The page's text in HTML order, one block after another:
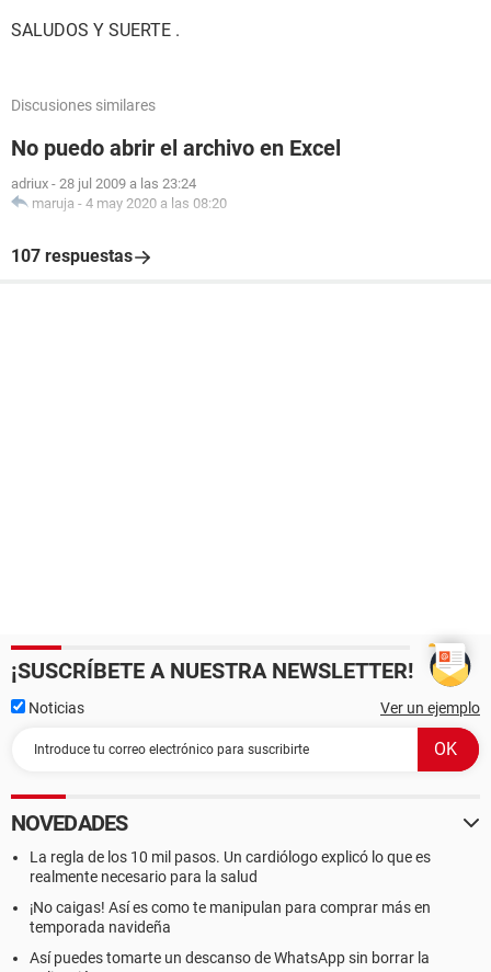
SALUDOS Y SUERTE .
Discusiones similares
No puedo abrir el archivo en Excel
adriux - 28 jul 2009 a las 23:24
maruja - 4 may 2020 a las 08:20
107 respuestas
¡SUSCRÍBETE A NUESTRA NEWSLETTER!
Noticias Ver un ejemplo
NOVEDADES
La regla de los 10 mil pasos. Un cardiólogo explicó lo que es
realmente necesario para la salud
¡No caigas! Así es como te manipulan para comprar más en
temporada navideña
Así puedes tomarte un descanso de WhatsApp sin borrar la